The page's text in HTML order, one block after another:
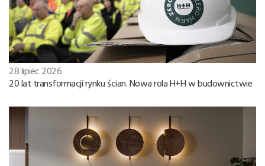
28 lipiec 2026
20 lat transformacji rynku ścian. Nowa rola H+H w budownictwie